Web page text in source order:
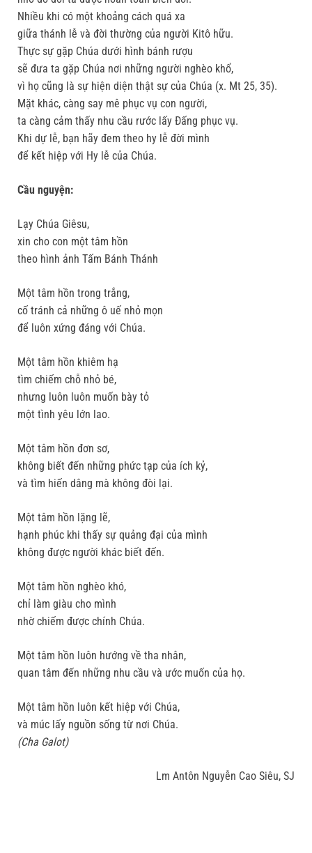
Nhiều khi có một khoảng cách quá xa
giữa thánh lễ và đời thường của người Kitô hữu.
Thực sự gặp Chúa dưới hình bánh rượu
sẽ đưa ta gặp Chúa nơi những người nghèo khổ,
vì họ cũng là sự hiện diện thật sự của Chúa (x. Mt 25, 35).
Mặt khác, càng say mê phục vụ con người,
ta càng cảm thấy nhu cầu rước lấy Ðấng phục vụ.
Khi dự lễ, bạn hãy đem theo hy lễ đời mình
để kết hiệp với Hy lễ của Chúa.
Cầu nguyện:
Lạy Chúa Giêsu,
xin cho con một tâm hồn
theo hình ảnh Tấm Bánh Thánh
Một tâm hồn trong trắng,
cố tránh cả những ô uế nhỏ mọn
để luôn xứng đáng với Chúa.
Một tâm hồn khiêm hạ
tìm chiếm chỗ nhỏ bé,
nhưng luôn luôn muốn bày tỏ
một tình yêu lớn lao.
Một tâm hồn đơn sơ,
không biết đến những phức tạp của ích kỷ,
và tìm hiến dâng mà không đòi lại.
Một tâm hồn lặng lẽ,
hạnh phúc khi thấy sự quảng đại của mình
không được người khác biết đến.
Một tâm hồn nghèo khó,
chỉ làm giàu cho mình
nhờ chiếm được chính Chúa.
Một tâm hồn luôn hướng về tha nhân,
quan tâm đến những nhu cầu và ước muốn của họ.
Một tâm hồn luôn kết hiệp với Chúa,
và múc lấy nguồn sống từ nơi Chúa.
(Cha Galot)
Lm Antôn Nguyễn Cao Siêu, SJ